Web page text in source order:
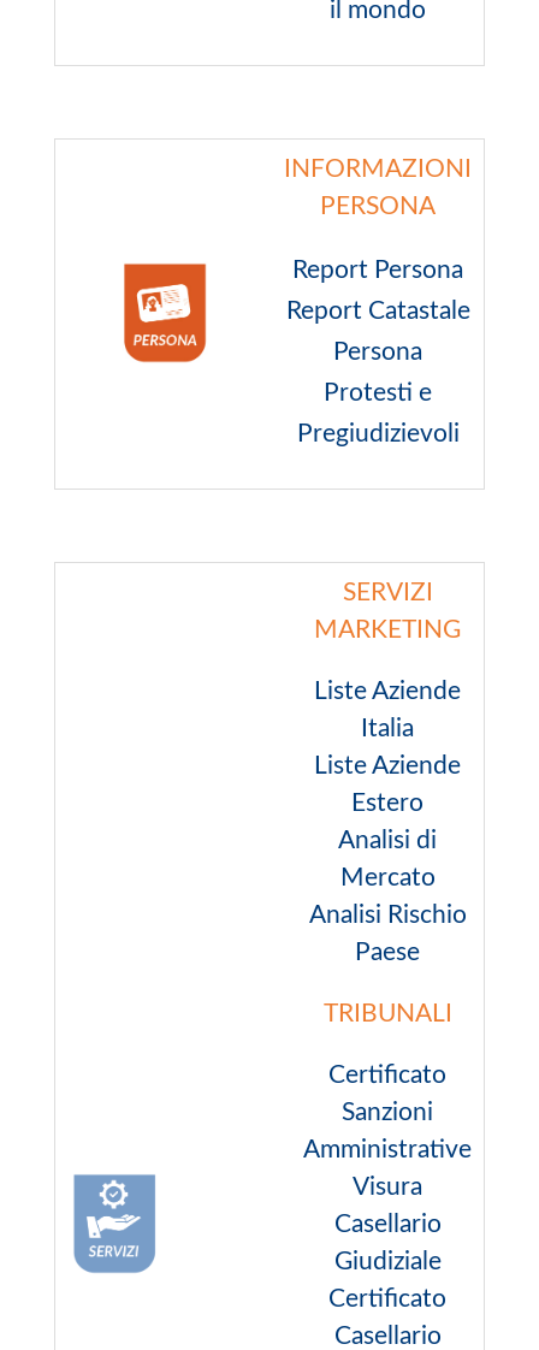
il mondo
INFORMAZIONI
PERSONA
Report Persona
Report Catastale
Persona
Protesti e
Pregiudizievoli
SERVIZI
MARKETING
Liste Aziende
Italia
Liste Aziende
Estero
Analisi di
Mercato
Analisi Rischio
Paese
TRIBUNALI
Certificato
Sanzioni
Amministrative
Visura
Casellario
Giudiziale
Certificato
Casellario